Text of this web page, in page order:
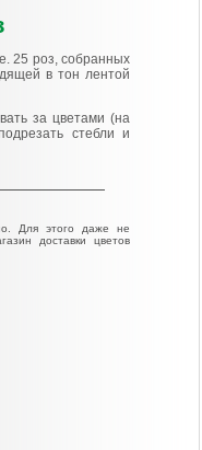
25 роз, собранных
в тон лентой
за цветами (на
стебли и
Для этого даже не
доставки цветов